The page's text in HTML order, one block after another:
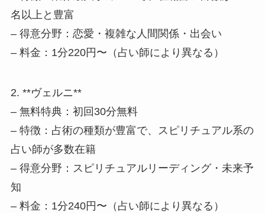
名以上と豊富
– 得意分野：恋愛・複雑な人間関係・出会い
– 料金：1分220円〜（占い師により異なる）
2. **ヴェルニ**
– 無料特典：初回30分無料
– 特徴：占術の種類が豊富で、スピリチュアル系の
占い師が多数在籍
– 得意分野：スピリチュアルリーディング・未来予
知
– 料金：1分240円〜（占い師により異なる）